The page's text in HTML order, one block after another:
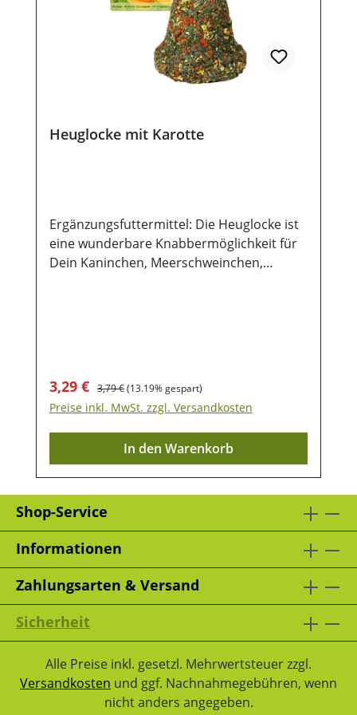
Heuglocke mit Karotte
Ergänzungsfuttermittel: Die Heuglocke ist
eine wunderbare Knabbermöglichkeit für
Dein Kaninchen, Meerschweinchen,
Hirse, Maisflocken, Stärke, Petersilie,
Löwenzahn, Fenchel (4,2%) Analytische
Bestandteile:Rohfaser: 14,8%; Protein:
9,5%; Rohasche: 4,8%; Fettgehalt: 3,4%
Verkaufspreis:
3,29 € Regulärer Preis:
3,79 €(13.19% gespart)
Preise inkl. MwSt. zzgl. Versandkosten
In den Warenkorb
Shop-Service
Informationen
Zahlungsarten & Versand
Sicherheit
Alle Preise inkl. gesetzl. Mehrwertsteuer zzgl.
Versandkosten und ggf. Nachnahmegebühren, wenn
nicht anders angegeben.